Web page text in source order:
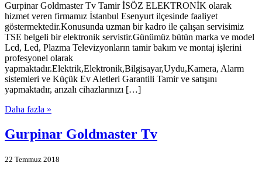
Gurpinar Goldmaster Tv Tamir İSÖZ ELEKTRONİK olarak
hizmet veren firmamız İstanbul Esenyurt ilçesinde faaliyet
göstermektedir.Konusunda uzman bir kadro ile çalışan servisimiz
TSE belgeli bir elektronik servistir.Günümüz bütün marka ve model
Lcd, Led, Plazma Televizyonların tamir bakım ve montaj işlerini
profesyonel olarak
yapmaktadır.Elektrik,Elektronik,Bilgisayar,Uydu,Kamera, Alarm
sistemleri ve Küçük Ev Aletleri Garantili Tamir ve satışını
yapmaktadır, arızalı cihazlarınızı […]
Daha fazla »
Gurpinar Goldmaster Tv
22 Temmuz 2018